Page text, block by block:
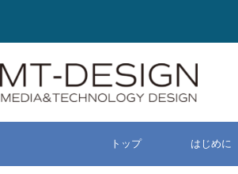
トップ はじめに